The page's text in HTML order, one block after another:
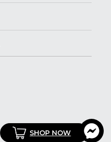
SHOP NOW